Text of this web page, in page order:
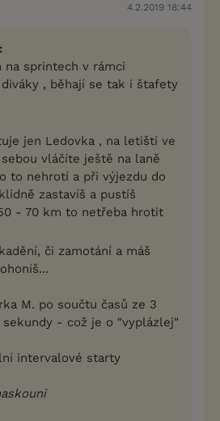
4.2.2019 18:44
sprintech v rámci
, běhají se tak i štafety
jen Ledovka , na letišti ve
vláčíte ještě na laně
to nehrotí a při výjezdu do
zastavíš a pustíš
- 70 km to netřeba hrotit
či zamotání a máš
M. po součtu časů ze 3
sekundy - což je o "vyplázlej"
intervalové starty